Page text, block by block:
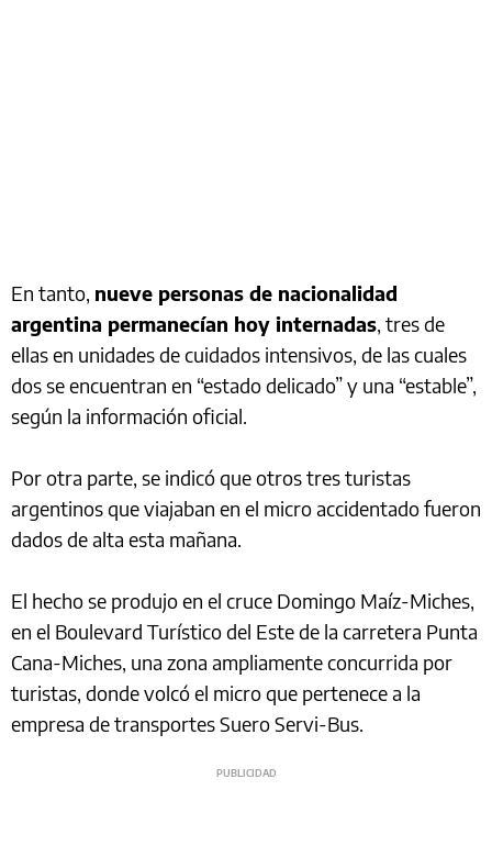
En tanto, nueve personas de nacionalidad
argentina permanecían hoy internadas, tres de
ellas en unidades de cuidados intensivos, de las cuales
dos se encuentran en “estado delicado” y una “estable”,
según la información oficial.
Por otra parte, se indicó que otros tres turistas
argentinos que viajaban en el micro accidentado fueron
dados de alta esta mañana.
El hecho se produjo en el cruce Domingo Maíz-Miches,
en el Boulevard Turístico del Este de la carretera Punta
Cana-Miches, una zona ampliamente concurrida por
turistas, donde volcó el micro que pertenece a la
empresa de transportes Suero Servi-Bus.